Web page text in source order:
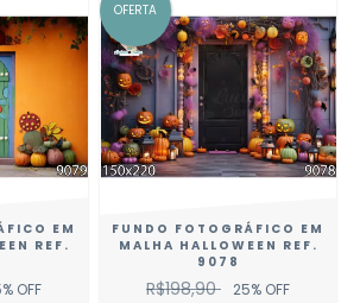
EM
REF.
% OFF
OFERTA
FUNDO FOTOGRÁFICO EM
MALHA HALLOWEEN REF.
9078
R$198,90 25% OFF